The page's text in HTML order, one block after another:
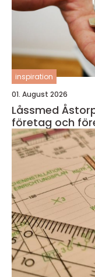
inspiration
01. August 2026
Låssmed Åstorp trygg säkerhet för
företag och